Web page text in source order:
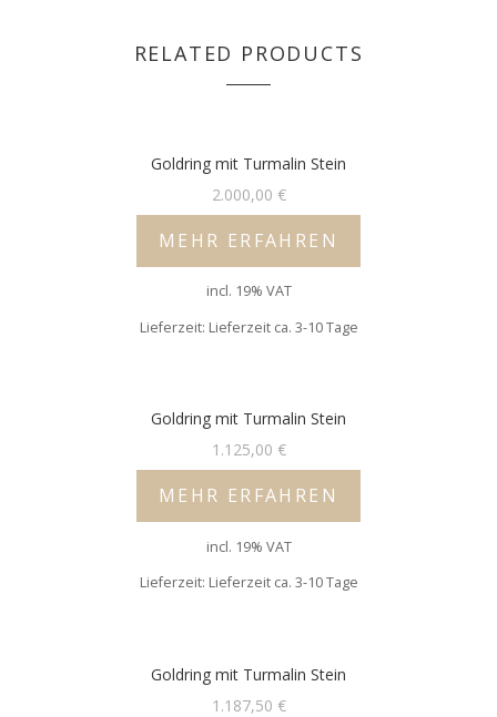
RELATED PRODUCTS
Goldring mit Turmalin Stein
2.000,00 €
MEHR ERFAHREN
incl. 19% VAT
Lieferzeit: Lieferzeit ca. 3-10 Tage
Goldring mit Turmalin Stein
1.125,00 €
MEHR ERFAHREN
incl. 19% VAT
Lieferzeit: Lieferzeit ca. 3-10 Tage
Goldring mit Turmalin Stein
1.187,50 €